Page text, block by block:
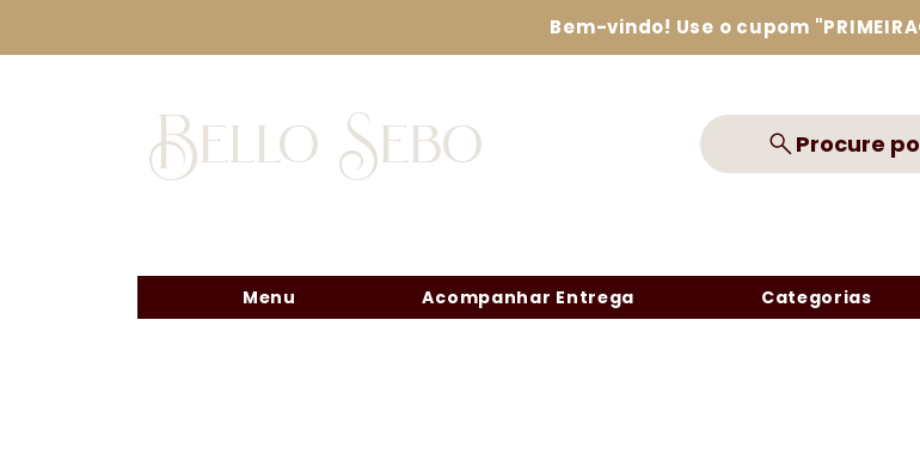
Bem-vindo! Use o cupom
Bello Sebo Procure
Menu Acompanhar Entrega Categorias